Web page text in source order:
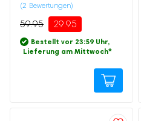
Bewertet mit
5.00 von 5,
basierend
auf
2
Kundenbewertung
(2 Bewertungen)
59.95 29.95
Bestellt vor 23:59 Uhr,
Lieferung am Mittwoch*